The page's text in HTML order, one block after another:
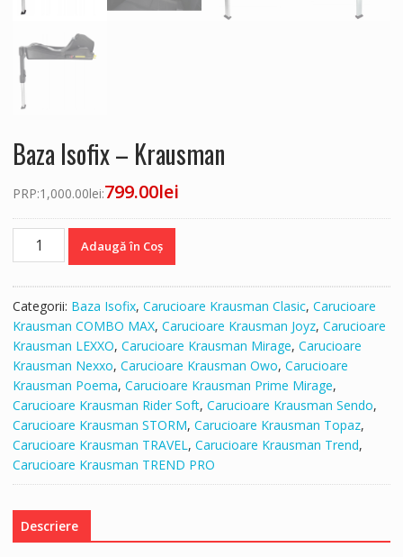
Baza Isofix – Krausman
PRP:1,000.00lei:799.00lei
Cantitate
Baza
Krausman
Adaugă în Coș
Categorii: Baza Isofix, Carucioare Krausman Clasic, Carucioare
Krausman COMBO MAX, Carucioare Krausman Joyz, Carucioare
Krausman LEXXO, Carucioare Krausman Mirage, Carucioare
Krausman Nexxo, Carucioare Krausman Owo, Carucioare
Krausman Poema, Carucioare Krausman Prime Mirage,
Carucioare Krausman Rider Soft, Carucioare Krausman Sendo,
Carucioare Krausman STORM, Carucioare Krausman Topaz,
Carucioare Krausman TRAVEL, Carucioare Krausman Trend,
Carucioare Krausman TREND PRO
Descriere